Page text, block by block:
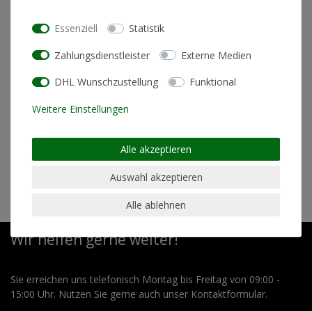
25, 01257 Dresden, Deutschland, service@30grad.shop
Wir helfen gerne weiter!
Sie erreichen uns telefonisch Montag bis Freitag von 09:00 -
15:00 Uhr. Nutzen Sie gerne auch unser Kontaktformular.
Essenziell Statistik
Zahlungsdienstleister Externe Medien
DHL Wunschzustellung Funktional
Weitere Einstellungen
Alle akzeptieren
Auswahl akzeptieren
Alle ablehnen